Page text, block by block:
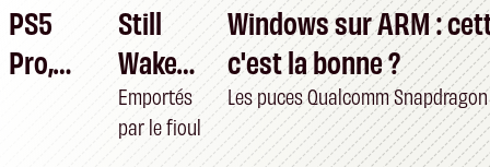
PS5
Pro,
Still
Wakes
the
Deep
Emportés
par le fioul
Windows sur ARM :
c'est la bonne ?
Les puces Qualcomm